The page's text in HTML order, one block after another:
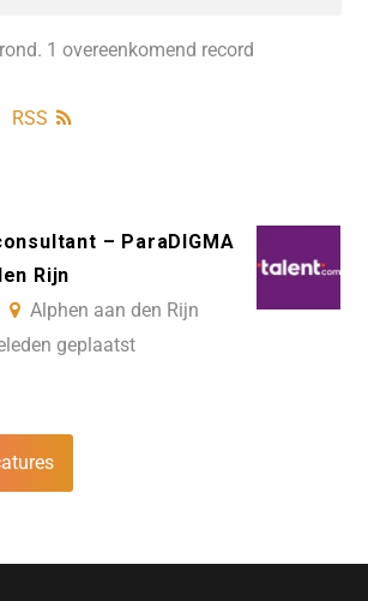
1 overeenkomend record
RSS
– ParaDIGMA
Rijn
Alphen aan den Rijn
geplaatst